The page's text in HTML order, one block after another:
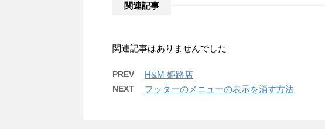
関連記事
関連記事はありませんでした
PREV H&M 姫路店
NEXT フッターのメニューの表示を消す方法